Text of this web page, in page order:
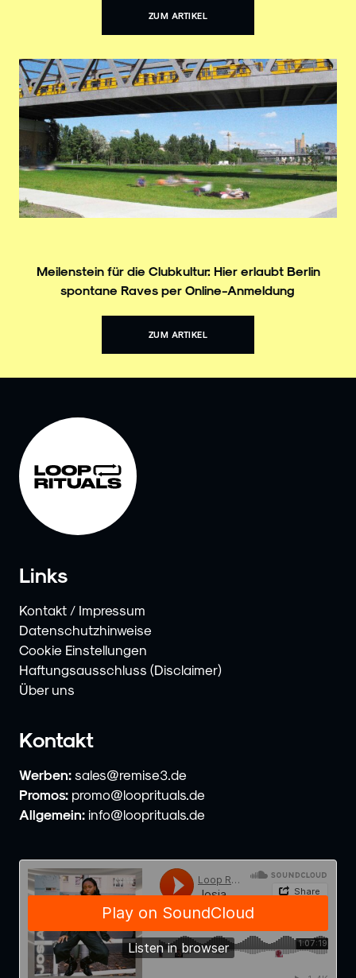
ZUM ARTIKEL
Meilenstein für die Clubkultur: Hier erlaubt Berlin
spontane Raves per Online-Anmeldung
ZUM ARTIKEL
Links
Kontakt / Impressum
Datenschutzhinweise
Cookie Einstellungen
Haftungsausschluss (Disclaimer)
Über uns
Kontakt
Werben: sales@remise3.de
Promos: promo@looprituals.de
Allgemein: info@looprituals.de